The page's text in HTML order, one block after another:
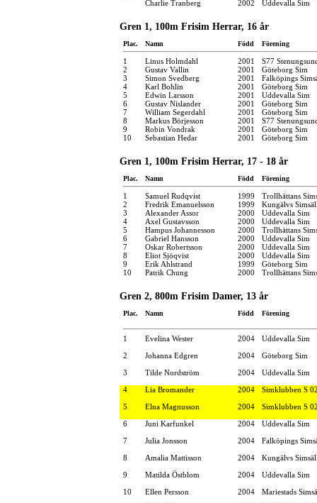
Charlie Tranberg
2002 Uddevalla Sim
Gren 1, 100m Frisim Herrar, 16 år
Plac. Namn Född Förening
1 Linus Holmdahl 2001
S77
2
Gustav Vallin 2001
Göteborg Sim
3
Simon Svedberg 2001
Falköpings
4
Karl Bohlin 2001
Göteborg Sim
5
Edwin Larsson 2001
Uddevalla Sim
6
Gustav Nislander 2001
Göteborg Sim
7
William Segerdahl 2001
Göteborg Sim
8
Markus Börjesson 2001
S77
9
Robin Vondrak 2001
Göteborg Sim
10
Sebastian Hedar 2001 Göteborg Sim
Gren 1, 100m Frisim Herrar, 17 - 18 år
Plac. Namn Född Förening
1 Samuel Rudqvist 1999
Trollhättans
2
Fredrik Emanuelsson 1999
Kungälvs
3
Alexander Assor 2000
Uddevalla Sim
4
Axel Gustavsson 2000
Uddevalla Sim
5
Hampus Johannesson 2000
Trollhättans
6
Gabriel Hansson 2000
Uddevalla Sim
7
Oskar Robertsson 2000
Uddevalla Sim
8
Eliot Sjöqvist 2000
Uddevalla Sim
9
Erik Ahlstrand 1999
Göteborg Sim
10
Patrik Chung 2000 Trollhättans
Gren 2, 800m Frisim Damer, 13 år
Plac. Namn Född Förening
1 Evelina Wester 2004
Uddevalla Sim
2
Johanna Edgren 2004
Göteborg Sim
3
Tilde Nordström 2004
Uddevalla Sim
4
Lia Bromander 2004
Simklubben S
5
Elna Magnusson 2004
Simklubben S
6
Juni Karfunkel 2004
Uddevalla Sim
7
Julia Jonsson 2004
Falköpings
8
Amalia Mattisson 2004
Kungälvs
9
Matilda Östblom 2004
Uddevalla Sim
10
Ellen Persson 2004
Mariestads